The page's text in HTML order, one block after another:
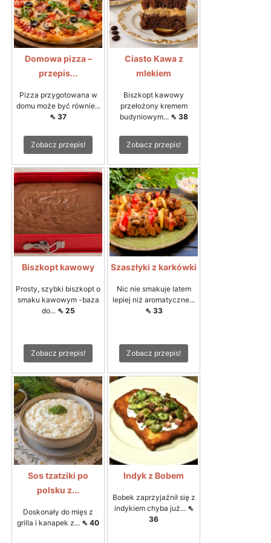
Domowa pizza –
przepis...
Pizza przygotowana w
domu może być równie...
⇖ 37
Zobacz przepis!
Ciasto Kawa z
mlekiem
Biszkopt kawowy
przełożony kremem
budyniowym... ⇖ 38
Zobacz przepis!
Biszkopt kawowy
Prosty, szybki biszkopt o
smaku kawowym -baza
do... ⇖ 25
Zobacz przepis!
Szaszłyki z karkówki
Nic nie smakuje latem
lepiej niż aromatyczne...
⇖ 33
Zobacz przepis!
Sos tzatziki po
polsku z...
Doskonały do mięs z
grilla i kanapek z... ⇖ 40
Indyk z Bobem
Bobek zaprzyjaźnił się z
indykiem chyba już... ⇖
36